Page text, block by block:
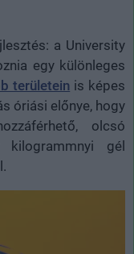
a University
egy különleges
területein is képes
óriási előnye, hogy
olcsó
kilogrammnyi gél